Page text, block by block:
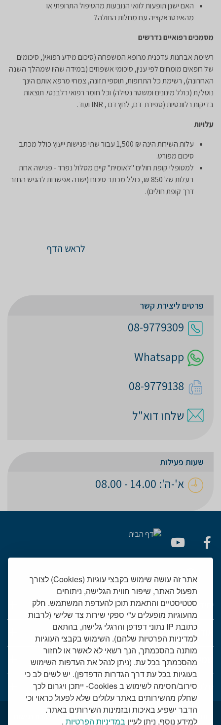
אתר זה עושה שימוש בקבצי עוגיות (Cookies) לצורך
תפעול האתר, שיפור חווית הגלישה, ניתוחים
סטטיסטיים והתאמת תוכן להעדפת המשתמש. חלק
מהעוגיות מופעלים ע"י ספקי שירות צד שלישי (לרבות
כתובת IP נתוני דפדפן והרגלי גלישה, בהתאם
למדיניות הפרטיות שלהם). השימוש בקבצי העוגיות
מותנה בהסכמתך, הנך רשאי לא לאשר או לחזור
מהסכמתך בכל עת. (ניתן לנהל את העדפות השימוש
בעוגיות בכל עת דרך הגדרות הדפדפן). יש לשים לב כי
סירוב/חסימה לשימוש ב Cookies- ייתכן ויגרום לכך
שחלק מהשירותים באתר עלולים שלא לפעול כראוי וכי
הדבר ישפיע באיכות ובזמינות השירותים באתר.
למידע נוסף, ניתן לעיין במדיניות הפרטיות .
האם ישנן תופעות לוואי הנובעות מהטיפול התרופתי או
מהאינטראקציה עם מחלות החולה?
מסמכים רפואיים נדרשים
​רשימת אבחנות עדכנית מרופא המשפחה (סיכום מידע רפואי(, סיכומים
של רופאים מומחים לפי ענין, סיכומי אשפוזים (במידה שהיו שמהלך השנה
האחרונה), רשימת כל התרופות, תוספי תזונה, צמחי מרפא אותם הינך
נוטל/ת (כולל מינונים ומשטר נטילה) וכל חומר רפואי רלבנטי. תוצאות
בדיקות רלוונטיות (ספירת דם, לחץ דם , INR ועוד.
עלויות
​עלות השירות הינה ₪ 1,500 עבור שתי פגישות ייעוץ כולל מכתב
סיכום מפורט.
למטופלי קופת חולים "לאומית" קיים מסלול נפרד - פגישה אחת
בעלות של 850 ₪, כולל מכתב סיכום (ישנה אפשרות להגיש החזר
דרך קופת חולים).
לראש הדף
פרטים ליצירת קשר
08-9779309
Whatsapp
08-9779138
שלחו דוא"ל
שעות פעילות
א'-ה': 14.00 - 08.00
יחידות רפואיות
אודות המרכז הרפואי שמיר
שמיר אישי - פורטל מטופלים
טלמדיסין - שירות וידאו למרפאות חוץ
תנאי שימוש באתר דרושים בשמיר